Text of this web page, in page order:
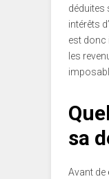
déduites
intérêts
est donc
les
sa
Avant de